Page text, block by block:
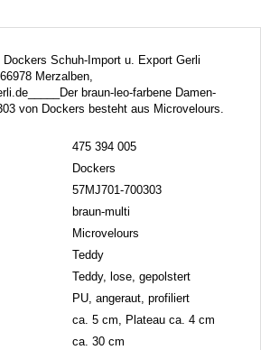
Schuh-Import u. Export Gerli
Merzalben,
braun-leo-farbene Damen-
von Dockers besteht aus Microvelours.
475 394 005
Dockers
57MJ701-700303
braun-multi
Microvelours
Teddy
Teddy, lose, gepolstert
PU, angeraut, profiliert
ca. 5 cm, Plateau ca. 4 cm
ca. 30 cm